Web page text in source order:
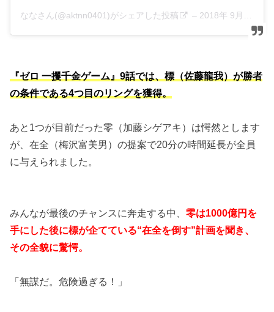
ななさん(@aktnn0401)がシェアした投稿 – 2018年 9月月2日午前7時33分PDT
『ゼロ 一攫千金ゲーム』9話では、標（佐藤龍我）が勝者
の条件である4つ目のリングを獲得。
あと1つが目前だった零（加藤シゲアキ）は愕然とします
が、在全（梅沢富美男）の提案で20分の時間延長が全員
に与えられました。
みんなが最後のチャンスに奔走する中、零は1000億円を
手にした後に標が企てている“在全を倒す”計画を聞き、
その全貌に驚愕。
「無謀だ。危険過ぎる！」